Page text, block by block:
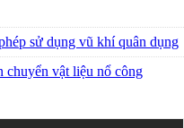
sử dụng vũ khí quân dụng
chuyển vật liệu nổ công